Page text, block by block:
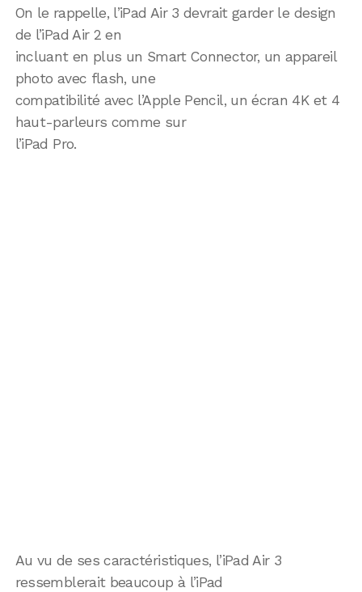
On le rappelle, l’iPad Air 3 devrait garder le design
de l’iPad Air 2 en
incluant en plus un Smart Connector, un appareil
photo avec flash, une
compatibilité avec l’Apple Pencil, un écran 4K et 4
haut-parleurs comme sur
l’iPad Pro.
Au vu de ses caractéristiques, l’iPad Air 3
ressemblerait beaucoup à l’iPad